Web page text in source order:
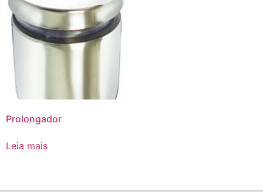
Prolongador
Leia mais